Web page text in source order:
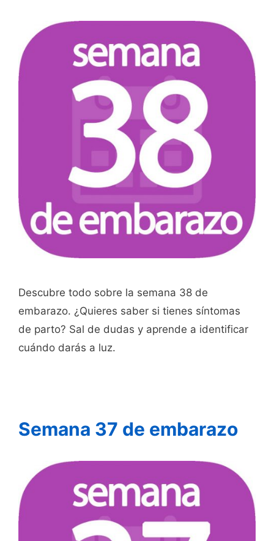
Descubre todo sobre la semana 38 de
embarazo. ¿Quieres saber si tienes síntomas
de parto? Sal de dudas y aprende a identificar
cuándo darás a luz.
Semana 37 de embarazo